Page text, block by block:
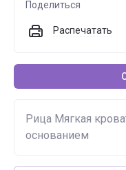
Поделиться
Распечатать
Рица Мягкая
основанием